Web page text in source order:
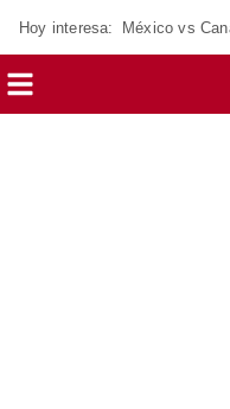
Hoy interesa: México vs